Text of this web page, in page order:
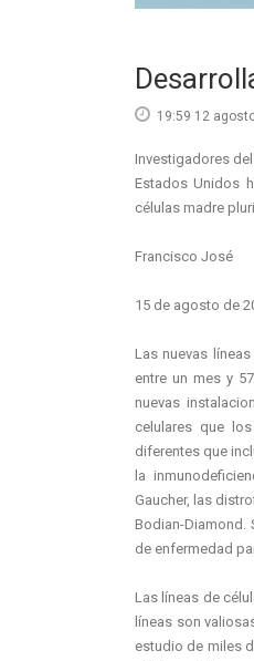
19:59 12
Investigadores
Estados Unidos
células madre
Francisco José
15 de agosto de
Las nuevas
entre un mes y
nuevas
celulares que
diferentes que
la
Gaucher, las
Bodian-Diamond.
de enfermedad
Las líneas de
líneas son
estudio de miles